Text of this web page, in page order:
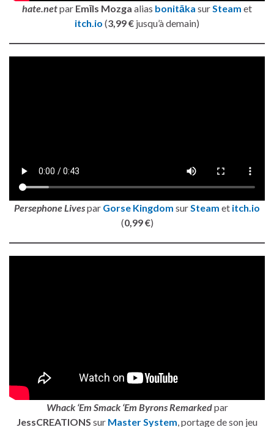
hate.netpar Emīls Mozga alias bonitāka surSteam et
itch.io (3,99 € jusqu’à demain)
Persephone Livespar Gorse Kingdom surSteam et itch.io
(0,99 €)
Whack ‘Em Smack ‘Em Byrons Remarkedpar
JessCREATIONS sur Master System, portage de son jeu